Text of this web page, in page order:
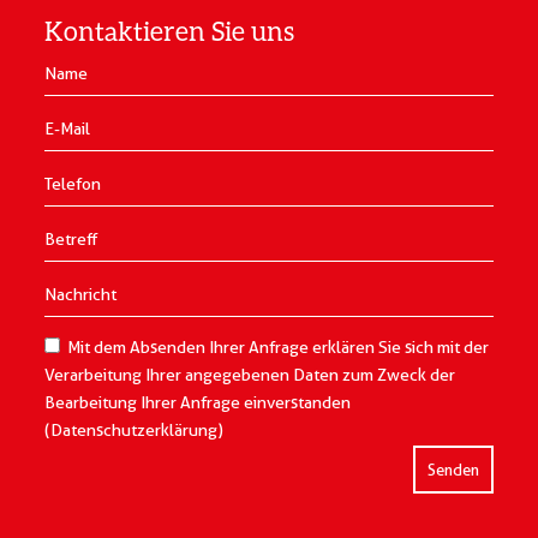
Kontaktieren Sie uns
Mit dem Absenden Ihrer Anfrage erklären Sie sich mit der
Verarbeitung Ihrer angegebenen Daten zum Zweck der
Bearbeitung Ihrer Anfrage einverstanden
(Datenschutzerklärung)